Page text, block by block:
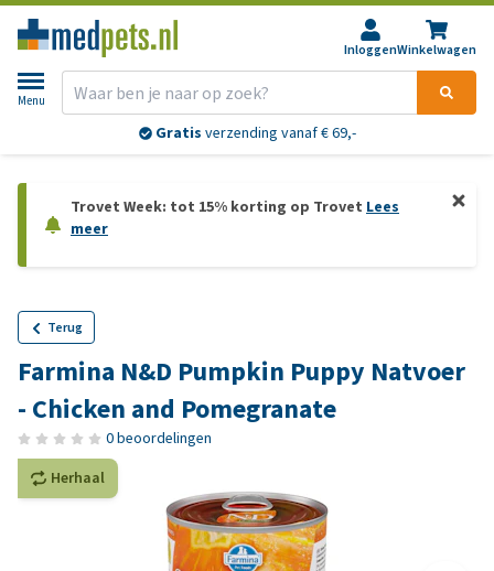
InloggenWinkelwagen
Menu
Gratis verzending vanaf € 69,-
Trovet Week: tot 15% korting op Trovet Lees
meer
Terug
Farmina N&D Pumpkin Puppy Natvoer
- Chicken and Pomegranate
0 beoordelingen
Herhaal